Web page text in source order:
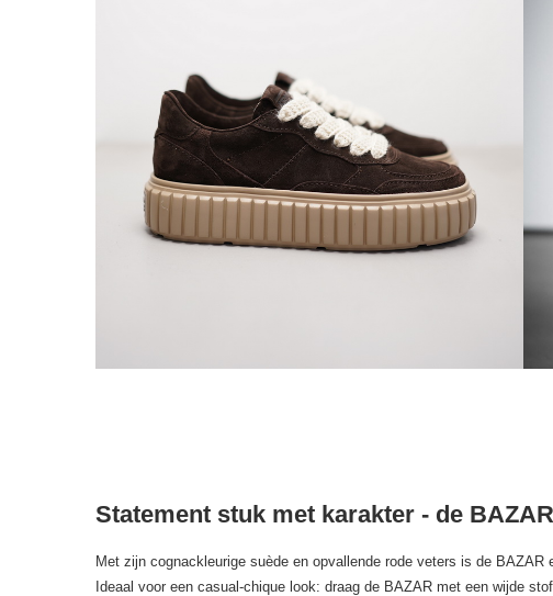
Statement stuk met karakter - de
Met zijn cognackleurige suède en opvallende rode veters is de
Ideaal voor een casual-chique look: draag de BAZAR met een wijde